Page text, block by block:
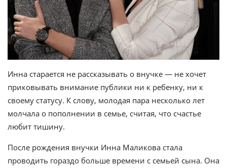
Инна старается не рассказывать о внучке — не хочет
приковывать внимание публики ни к ребенку, ни к
своему статусу. К слову, молодая пара несколько лет
молчала о пополнении в семье, считая, что счастье
любит тишину.
После рождения внучки Инна Маликова стала
проводить гораздо больше времени с семьей сына. Она